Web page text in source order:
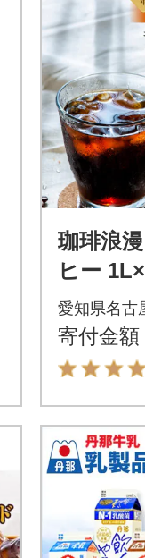
珈琲浪
ヒー
ーヒー
ヒー 愛
愛知県名古
寄付金額